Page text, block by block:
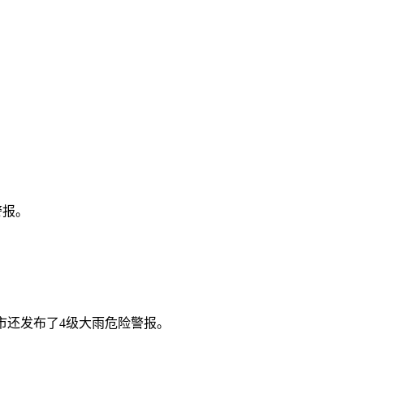
。
发布了4级大雨危险警报。